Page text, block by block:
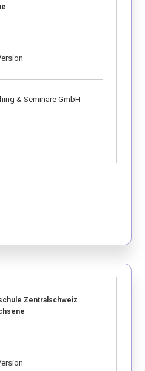
& Seminare GmbH
Zentralschweiz